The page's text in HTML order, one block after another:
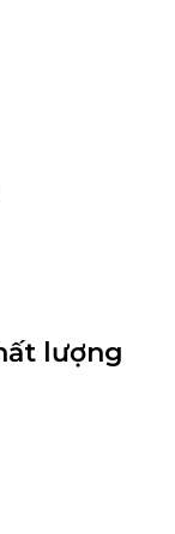
lượng